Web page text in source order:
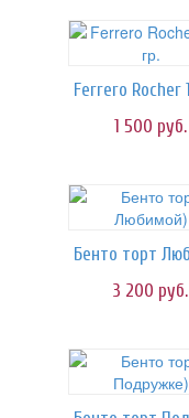
1 500 руб.
3 200 руб.